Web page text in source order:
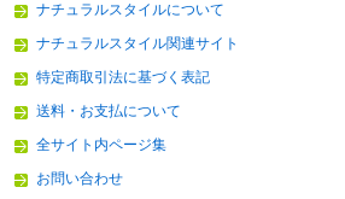
ナチュラルスタイルについて
ナチュラルスタイル関連サイト
特定商取引法に基づく表記
送料・お支払について
全サイト内ページ集
お問い合わせ